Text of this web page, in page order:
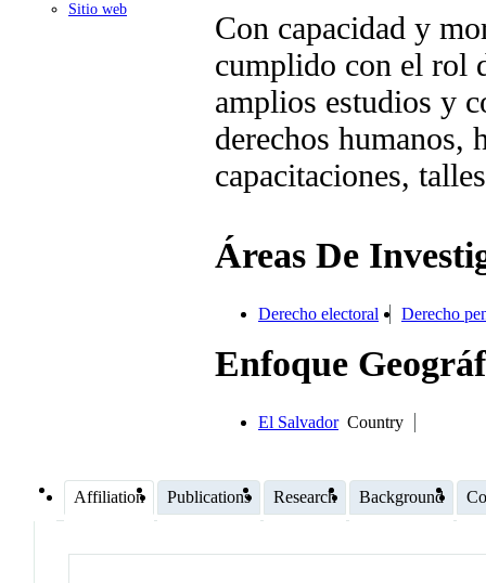
Sitio web
Con capacidad y
cumplido con el rol
amplios estudios y
derechos humanos,
capacitaciones,
Áreas De
Derecho electoral Derecho
Enfoque
El SalvadorCountry
Affiliation Publications Research Background